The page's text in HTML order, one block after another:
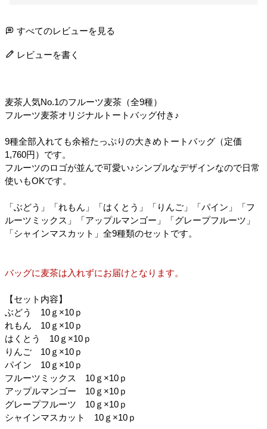
すべてのレビューを見る
レビューを書く
麦茶人気No.1のフルーツ麦茶（全9種）
フルーツ麦茶オリジナルトートバッグ付き♪
9種全部入れても余裕たっぷりの大きめトートバッグ（定価
1,760円）です。
フルーツのロゴが並んで可愛い♪シンプルなデザインなので日常
使いもOKです。
「ぶどう」「れもん」「はくとう」「りんご」「パイン」「フ
ルーツミックス」「アップルマンゴー」「グレープフルーツ」
「シャインマスカット」全9種類のセットです。
バッグに麦茶は入れずにお届けとなります。
【セット内容】
ぶどう 10ｇ×10ｐ
れもん 10ｇ×10ｐ
はくとう 10ｇ×10ｐ
りんご 10ｇ×10ｐ
パイン 10ｇ×10ｐ
フルーツミックス 10ｇ×10ｐ
アップルマンゴー 10ｇ×10ｐ
グレープフルーツ 10ｇ×10ｐ
シャインマスカット 10ｇ×10ｐ